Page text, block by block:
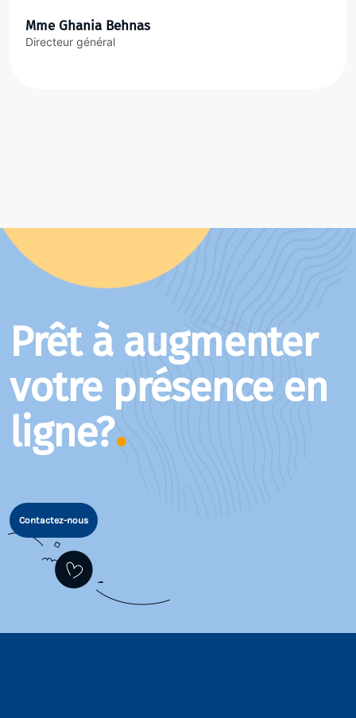
Mme Ghania Behnas
Directeur général
Prêt à augmenter
votre présence en
ligne?
Contactez-nous